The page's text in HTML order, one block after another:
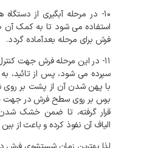
۱۰- در مرحله آبگیری از
فرش برای مرحله بعدآماده گردد.
۱۱- در این مرحله فرش جهت
سپرده می شود، پس از تائید،
با پهن شدن آن از پشت بر
برس بر روی سطح فرش در جهت
قرار گرفته، تا ضمن خشک شدن
الیاف آن نفوذ کرده و باعث از